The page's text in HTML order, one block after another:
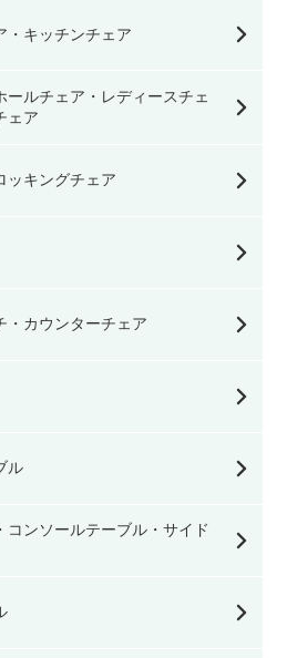
・キッチンチェア
ールチェア・レディースチェ
ェア
ッキングチェア
・カウンターチェア
ル
コンソールテーブル・サイド